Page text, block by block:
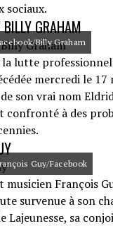
sociaux.
BILLY GRAHAM
Billy Graham
la lutte
mercredi le 17
son vrai nom
confronté à des
Guy/Facebook
musicien François
survenue à son
Lajeunesse, sa